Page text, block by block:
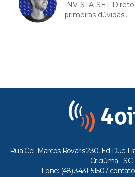
INVISTA-SE |
primeiras dúvidas...
Rua Cel. Marcos Rovaris 230, Ed Due
Criciúma - SC
Fone: (48) 3431-5150 /